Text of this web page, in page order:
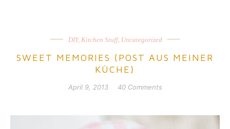
DIY, Kitchen Stuff, Uncategorized
SWEET MEMORIES {POST AUS MEINER
KÜCHE}
April 9, 2013 40 Comments